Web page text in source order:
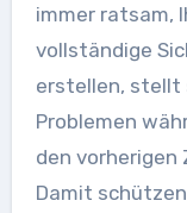
immer ratsam,
vollständige
erstellen, stellt
Problemen
den vorherigen
Damit